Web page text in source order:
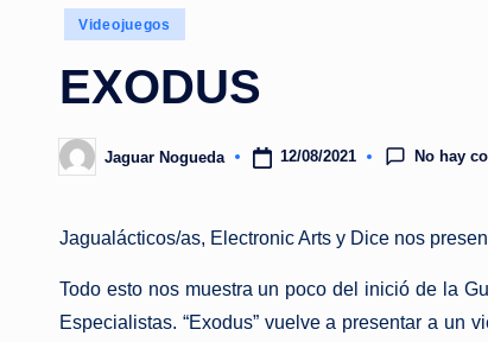
Publicado
Videojuegos
EXODUS
Publicado
por
Jaguar Nogueda 12/08/2021 No hay
Jagualácticos/as, Electronic Arts y Dice nos
Todo esto nos muestra un poco del inició de la
Especialistas. “Exodus” vuelve a presentar a un